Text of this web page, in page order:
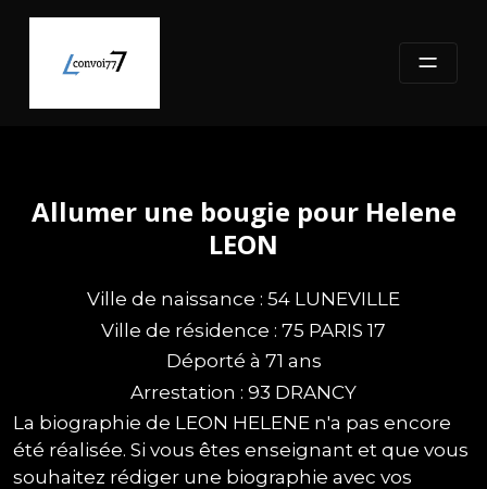
content
Allumer une bougie pour Helene
LEON
Ville de naissance : 54 LUNEVILLE
Ville de résidence : 75 PARIS 17
Déporté à 71 ans
Arrestation : 93 DRANCY
La biographie de LEON HELENE n'a pas encore
été réalisée. Si vous êtes enseignant et que vous
souhaitez rédiger une biographie avec vos